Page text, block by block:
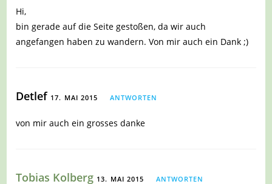
Hi,
bin gerade auf die Seite gestoßen, da wir auch
angefangen haben zu wandern. Von mir auch ein Dank ;)
Detlef 17. MAI 2015 ANTWORTEN
von mir auch ein grosses danke
Tobias Kolberg 13. MAI 2015 ANTWORTEN